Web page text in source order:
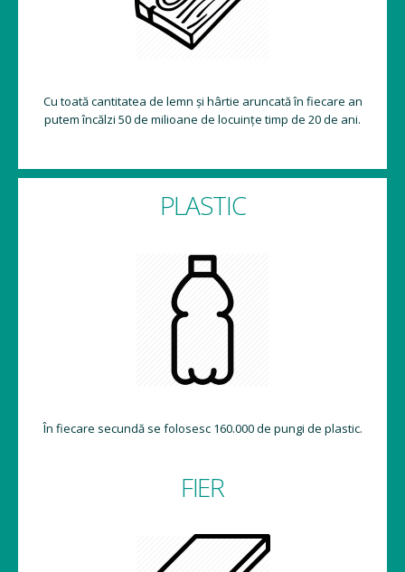
Cu toată cantitatea de lemn și hârtie aruncată în fiecare an
putem încălzi 50 de milioane de locuințe timp de 20 de ani.
PLASTIC
În fiecare secundă se folosesc 160.000 de pungi de plastic.
FIER